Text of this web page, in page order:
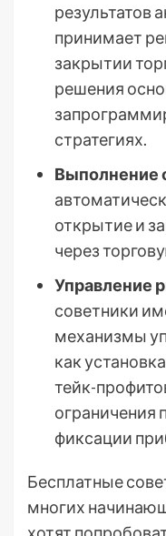
результатов
принимает
закрытии
решения
стратегиях.
Выполнение
открытие и
через
Управление
советники
механизмы
как
тейк-
ограничения
фиксации
Бесплатные
многих
хотят